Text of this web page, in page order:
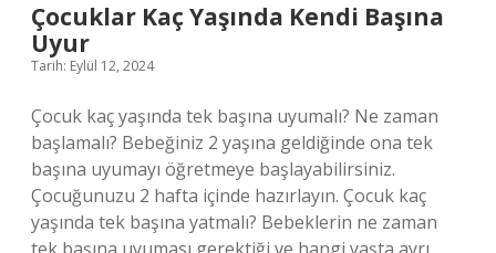
Çocuklar Kaç Yaşında Kendi Başına
Uyur
Tarih: Eylül 12, 2024
Çocuk kaç yaşında tek başına uyumalı? Ne zaman
başlamalı? Bebeğiniz 2 yaşına geldiğinde ona tek
başına uyumayı öğretmeye başlayabilirsiniz.
Çocuğunuzu 2 hafta içinde hazırlayın. Çocuk kaç
yaşında tek başına yatmalı? Bebeklerin ne zaman